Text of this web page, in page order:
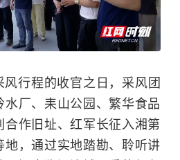
风行程的收官之日，采风团
厂、耒山公园、繁华食品
合作旧址、红军长征入湘第
地，通过实地踏勘、聆听讲